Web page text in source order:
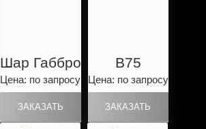
Шар Габбро
Цена: по запросу
B75
Цена: по запросу